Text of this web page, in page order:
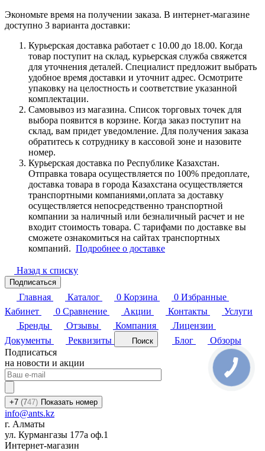
Экономьте время на получении заказа. В интернет-магазине
доступно 3 варианта доставки:
Курьерская доставка работает с 10.00 до 18.00. Когда
товар поступит на склад, курьерская служба свяжется
для уточнения деталей. Специалист предложит выбрать
удобное время доставки и уточнит адрес. Осмотрите
упаковку на целостность и соответствие указанной
комплектации.
Самовывоз из магазина. Список торговых точек для
выбора появится в корзине. Когда заказ поступит на
склад, вам придет уведомление. Для получения заказа
обратитесь к сотруднику в кассовой зоне и назовите
номер.
Курьерская доставка по Республике Казахстан.
Отправка товара осуществляется по 100% предоплате,
доставка товара в города Казахстана осуществляется
транспортными компаниями,оплата за доставку
осуществляется непосредственно транспортной
компании за наличный или безналичный расчет и не
входит стоимость товара. С тарифами по доставке вы
сможете ознакомиться на сайтах транспортных
компаний. Подробнее о доставке
Назад к списку
Подписаться
Главная Каталог 0 Корзина 0 Избранные
Кабинет
0 Сравнение Акции Контакты
Услуги
Бренды
Отзывы Компания
Лицензии
Документы
Реквизиты Поиск Блог
Обзоры
Подписаться
на новости и акции
+7 (747) Показать номер
info@ants.kz
г. Алматы
ул. Курмангазы 177а оф.1
Интернет-магазин